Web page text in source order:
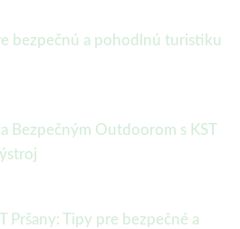
bezpečnú a pohodlnú turistiku
Bezpečným Outdoorom s KST
Pršany: Tipy pre bezpečné a